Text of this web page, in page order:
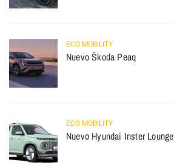
ECO MOBILITY
Nuevo Škoda Peaq
ECO MOBILITY
Nuevo Hyundai Inster Lounge